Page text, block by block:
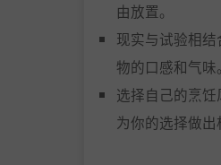
由放置。
现实与试验相
物的口感和气味。
选择自己的烹
为你的选择做出